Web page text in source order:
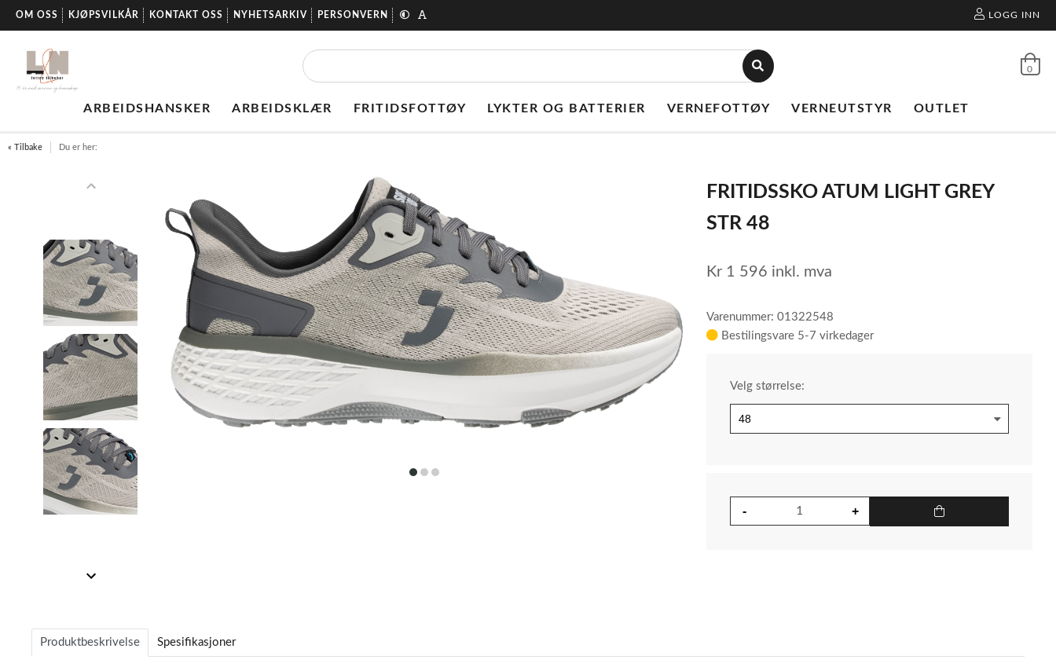
OM OSS KJØPSVILKÅR KONTAKT OSS NYHETSARKIV PERSONVERN LOGG INN
0
ARBEIDSHANSKER ARBEIDSKLÆR FRITIDSFOTTØY LYKTER OG BATTERIER VERNEFOTTØY VERNEUTSTYR OUTLET
« Tilbake Du er her:
of
itemitemitem
FRITIDSSKO ATUM LIGHT GREY
STR 48
Kr 1 596 inkl. mva
Varenummer: 01322548
Bestilingsvare 5-7 virkedager
Velg størrelse:
Produktbeskrivelse Spesifikasjoner